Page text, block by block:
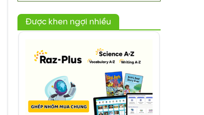
Được khen ngợi nhiều